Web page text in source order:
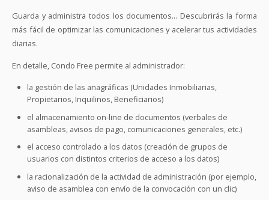
Guarda y administra todos los documentos... Descubrirás la forma
más fácil de optimizar las comunicaciones y acelerar tus actividades
diarias.
En detalle, Condo Free permite al administrador:
la gestión de las anagráficas (Unidades Inmobiliarias,
Propietarios, Inquilinos, Beneficiarios)
el almacenamiento on-line de documentos (verbales de
asambleas, avisos de pago, comunicaciones generales, etc.)
el acceso controlado a los datos (creación de grupos de
usuarios con distintos criterios de acceso a los datos)
la racionalización de la actividad de administración (por ejemplo,
aviso de asamblea con envío de la convocación con un clic)